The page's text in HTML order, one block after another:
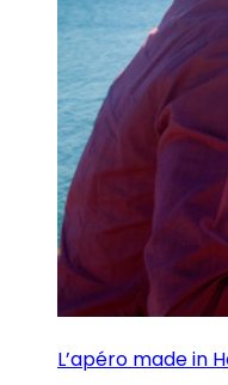
L’apéro made in